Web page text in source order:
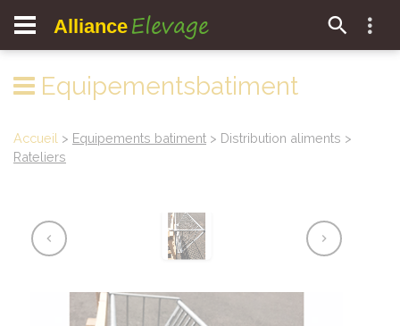
Alliance Elevage
Equipementsbatiment
Accueil > Equipements batiment > Distribution aliments >
Rateliers